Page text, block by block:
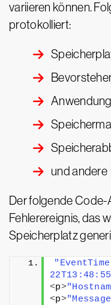
variieren können.
protokolliert:
und andere
Der folgende
Fehlerereignis, das
Speicherplatz
<p>
<p>